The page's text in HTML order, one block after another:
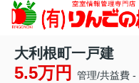
大利根町一戸建
5.5万円 管理/共益費 -